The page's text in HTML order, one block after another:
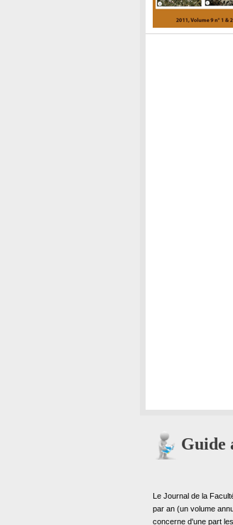
Guide
Le Journal de la
par an (un volume
concerne d'une part